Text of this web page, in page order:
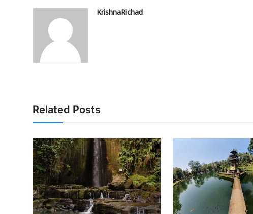
KrishnaRichad
Related Posts